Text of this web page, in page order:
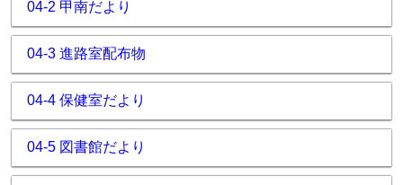
04-2 甲南だより
04-3 進路室配布物
04-4 保健室だより
04-5 図書館だより